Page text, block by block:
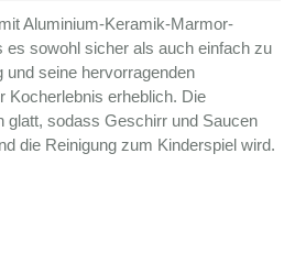
Aluminium-Keramik-Marmor-
sowohl sicher als auch einfach zu
seine hervorragenden
Kocherlebnis erheblich. Die
glatt, sodass Geschirr und Saucen
die Reinigung zum Kinderspiel wird.